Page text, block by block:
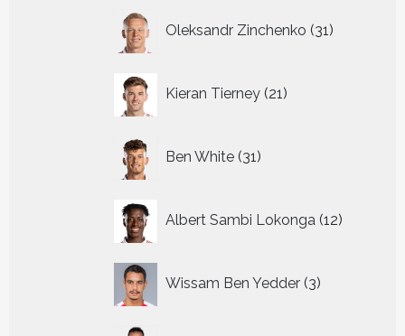
Oleksandr Zinchenko 31
producten
Kieran Tierney 21
producten
Ben White 31
producten
Albert Sambi Lokonga 12
Wissam Ben Yedder 3
producten